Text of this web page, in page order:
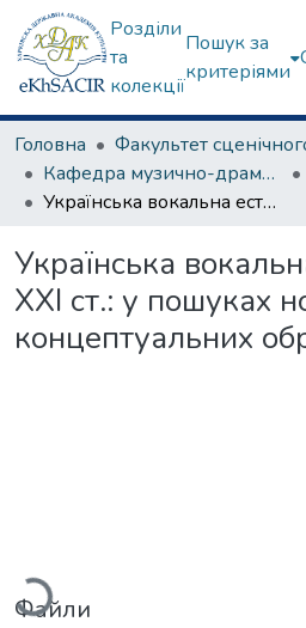
Розділи
та
колекції
Пошук за
критеріями
Головна
Кафедра музично-драматичного театру
Українська вокальна естрада поч. XXI ст.: у пошуках новаційних концептуальних обріїв
Українська
XXI ст.: у пошуках
концептуальних
Вантажиться...
Файли